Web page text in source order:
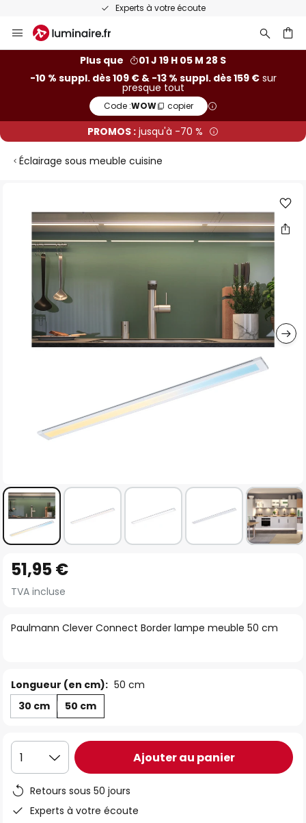
Experts à votre écoute
Allez
au
Plus que
01 J 19 H 05 M 28 S
-10 % suppl. dès 109 € & -13 % suppl. dès 159 €sur
presque tout
Code :WOW copier
PROMOS : jusqu'à -70 %
Éclairage sous meuble cuisine
images
gallery
to
the
ofPaulmann Clever Connect Border lampe meuble 50 cm
51,95 €
TVA incluse
Longueur (en cm): 50 cm
30 cm
50 cm
1 Ajouter au panier
Retours sous 50 jours
Experts à votre écoute